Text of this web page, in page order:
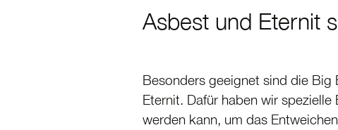
Asbest und Eternit
Besonders geeignet sind die Big
Eternit. Dafür haben wir
werden kann, um das